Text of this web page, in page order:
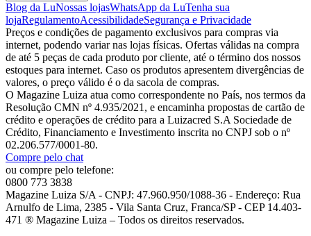
Blog da LuNossas lojasWhatsApp da LuTenha sua
lojaRegulamentoAcessibilidadeSegurança e Privacidade
Preços e condições de pagamento exclusivos para compras via
internet, podendo variar nas lojas físicas. Ofertas válidas na compra
de até 5 peças de cada produto por cliente, até o término dos nossos
estoques para internet. Caso os produtos apresentem divergências de
valores, o preço válido é o da sacola de compras.
O Magazine Luiza atua como correspondente no País, nos termos da
Resolução CMN nº 4.935/2021, e encaminha propostas de cartão de
crédito e operações de crédito para a Luizacred S.A Sociedade de
Crédito, Financiamento e Investimento inscrita no CNPJ sob o nº
02.206.577/0001-80.
Compre pelo chat
ou compre pelo telefone:
0800 773 3838
Magazine Luiza S/A - CNPJ: 47.960.950/1088-36 - Endereço: Rua
Arnulfo de Lima, 2385 - Vila Santa Cruz, Franca/SP - CEP 14.403-
471 ® Magazine Luiza – Todos os direitos reservados.